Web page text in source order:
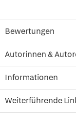
Bewertungen
Autorinnen &
Informationen
Weiterführende